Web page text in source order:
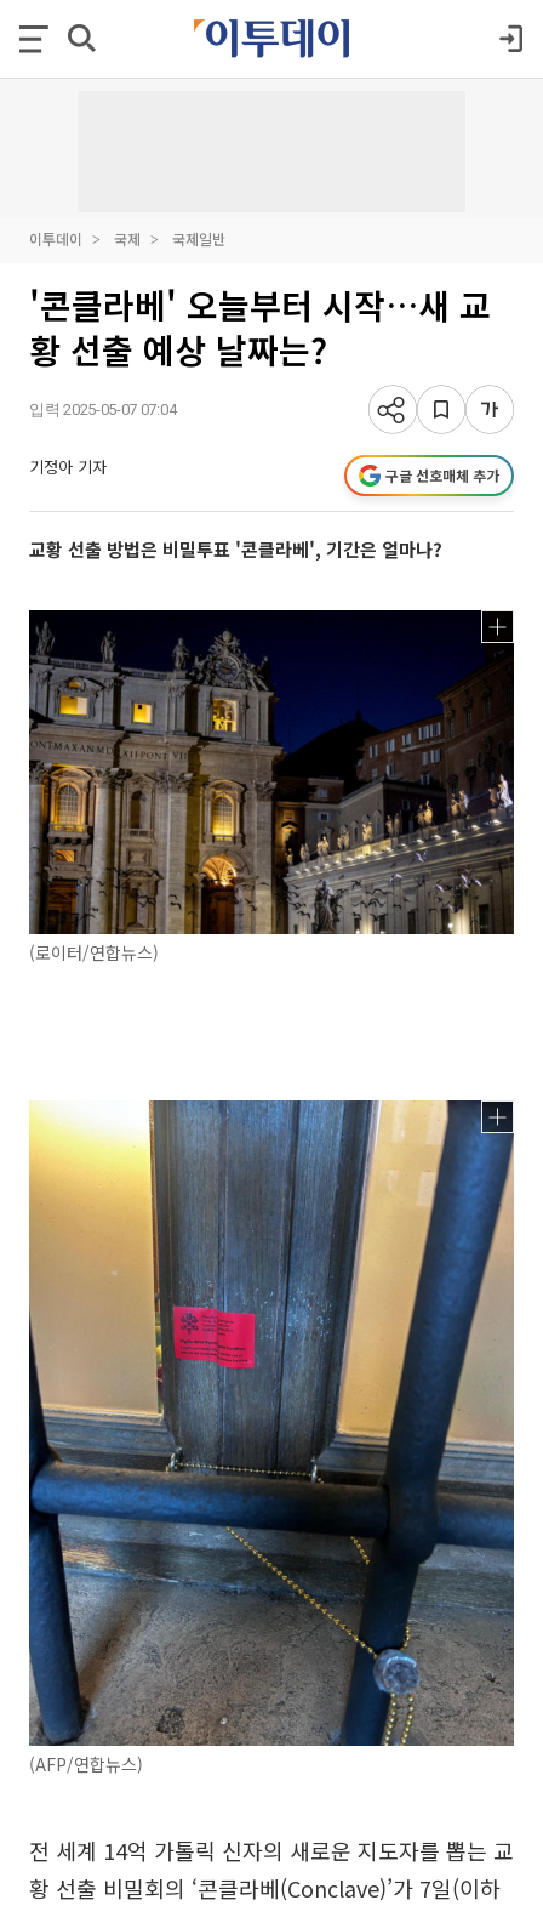
이투데이 국제 국제일반
'콘클라베' 오늘부터 시작…새 교
황 선출 예상 날짜는?
입력 2025-05-07 07:04
기정아 기자 구글 선호매체 추가
교황 선출 방법은 비밀투표 '콘클라베', 기간은 얼마나?
(로이터/연합뉴스)
(AFP/연합뉴스)
전 세계 14억 가톨릭 신자의 새로운 지도자를 뽑는 교
황 선출 비밀회의 ‘콘클라베(Conclave)’가 7일(이하